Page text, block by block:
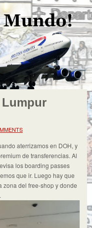
Lumpur
aterrizamos en DOH, y
de transferencias. Al
los boarding passes
que ir. Luego hay que
zona del free-shop y donde